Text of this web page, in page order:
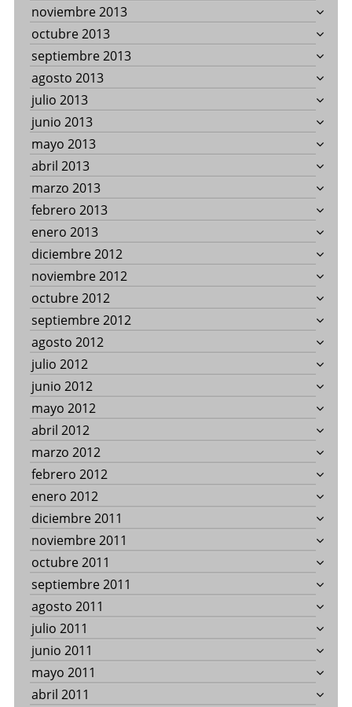
noviembre 2013
octubre 2013
septiembre 2013
agosto 2013
julio 2013
junio 2013
mayo 2013
abril 2013
marzo 2013
febrero 2013
enero 2013
diciembre 2012
noviembre 2012
octubre 2012
septiembre 2012
agosto 2012
julio 2012
junio 2012
mayo 2012
abril 2012
marzo 2012
febrero 2012
enero 2012
diciembre 2011
noviembre 2011
octubre 2011
septiembre 2011
agosto 2011
julio 2011
junio 2011
mayo 2011
abril 2011